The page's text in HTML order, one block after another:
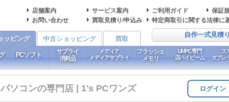
店舗案内 サービス案内 ご利用ガイド 保証
お問い合わせ 買取見積り/申込み 特定商取引に関する法律に
自作一式見積り
ッピング 中古ショッピング 買取
PCソフト
サプライ
消耗品
メディア
メディアサプライ
フラッシュ
メモリ
UMPC専門
店ハイビーム
ス
タブレ
ソコンの専門店 | 1's PCワンズ ログイン